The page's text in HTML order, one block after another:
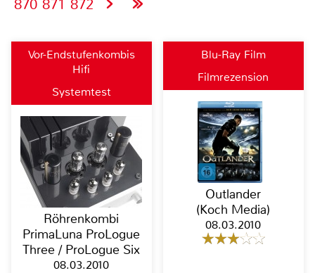
870 871 872
Vor-Endstufenkombis
Hifi
Systemtest
Röhrenkombi
PrimaLuna ProLogue
Three / ProLogue Six
08.03.2010
Blu-Ray Film
Filmrezension
Outlander
(Koch Media)
08.03.2010